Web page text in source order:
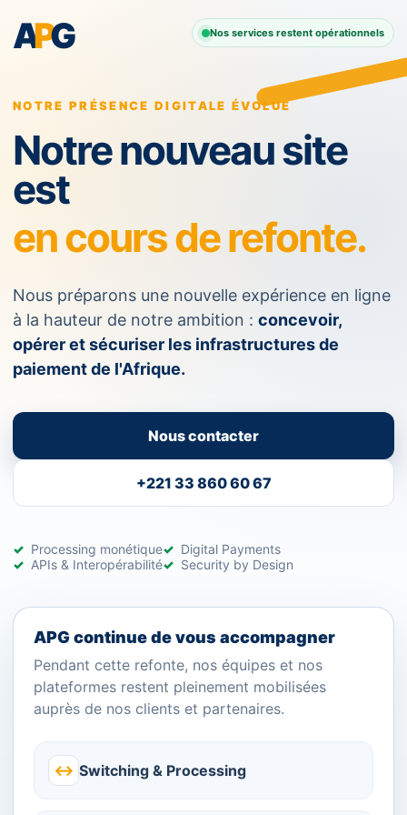
APG Nos services restent opérationnels
NOTRE PRÉSENCE DIGITALE ÉVOLUE
Notre nouveau site
est
en cours de refonte.
Nous préparons une nouvelle expérience en ligne
à la hauteur de notre ambition : concevoir,
opérer et sécuriser les infrastructures de
paiement de l'Afrique.
Nous contacter
+221 33 860 60 67
Processing monétique
Digital Payments
APIs & Interopérabilité
Security by Design
APG continue de vous accompagner
Pendant cette refonte, nos équipes et nos
plateformes restent pleinement mobilisées
auprès de nos clients et partenaires.
↔ Switching & Processing